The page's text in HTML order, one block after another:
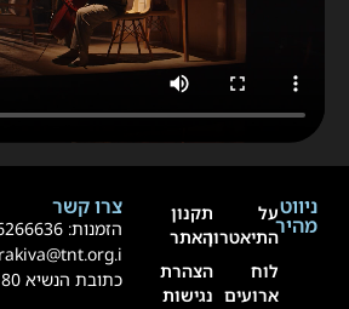
ניווט
מהירעל
התיאטרון
ארועים
תקנון
האתר
הצהרת
נגישות
צרו קשר
הזמנות: 04-6266636
orakiva@tnt.org.i
כתובת הנשיא 80 אור עקיבא